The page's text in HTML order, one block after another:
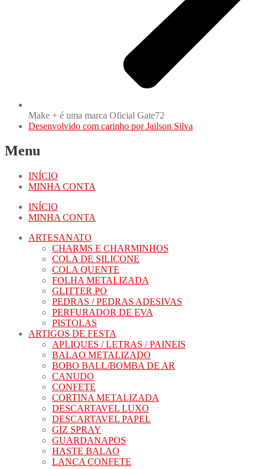
Make + é uma marca Oficial Gate72
Desenvolvido com carinho por Jailson Silva
Menu
INÍCIO
MINHA CONTA
INÍCIO
MINHA CONTA
ARTESANATO
CHARMS E CHARMINHOS
COLA DE SILICONE
COLA QUENTE
FOLHA METALIZADA
GLITTER PO
PEDRAS / PEDRAS ADESIVAS
PERFURADOR DE EVA
PISTOLAS
ARTIGOS DE FESTA
APLIQUES / LETRAS / PAINEIS
BALAO METALIZADO
BOBO BALL/BOMBA DE AR
CANUDO
CONFETE
CORTINA METALIZADA
DESCARTAVEL LUXO
DESCARTAVEL PAPEL
GIZ SPRAY
GUARDANAPOS
HASTE BALAO
LANCA CONFETE